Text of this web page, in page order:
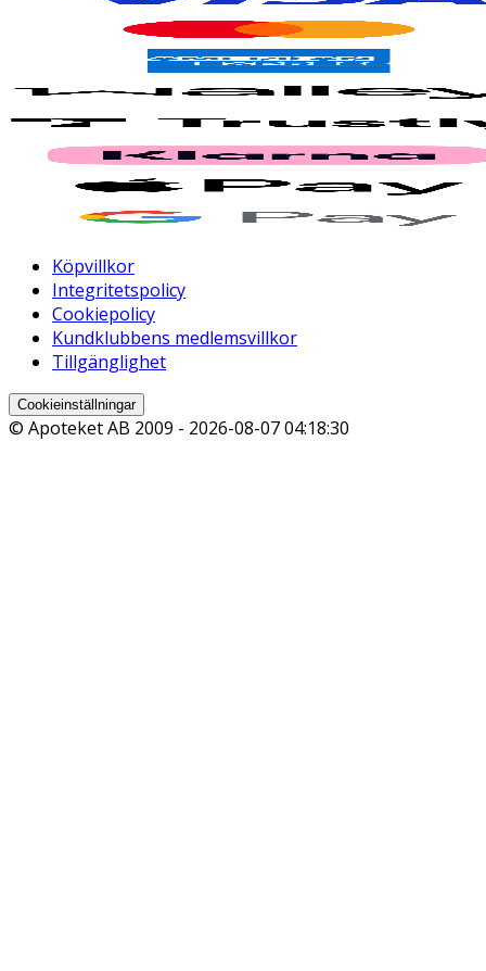
Köpvillkor
Integritetspolicy
Cookiepolicy
Kundklubbens medlemsvillkor
Tillgänglighet
Cookieinställningar
© Apoteket AB 2009 - 2026-08-07 04:18:30